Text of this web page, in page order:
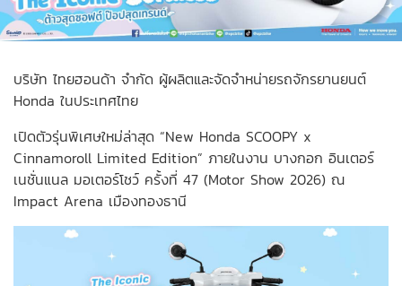
บริษัท ไทยฮอนด้า จำกัด ผู้ผลิตและจัดจำหน่ายรถจักรยานยนต์
Honda ในประเทศไทย
เปิดตัวรุ่นพิเศษใหม่ล่าสุด “New Honda SCOOPY x
Cinnamoroll Limited Edition” ภายในงาน บางกอก อินเตอร์
เนชั่นแนล มอเตอร์โชว์ ครั้งที่ 47 (Motor Show 2026) ณ
Impact Arena เมืองทองธานี